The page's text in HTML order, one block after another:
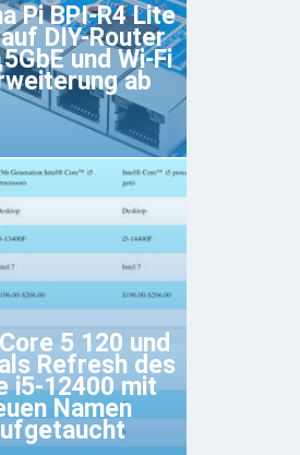
Pi BPI-R4 Lite
DIY-Router
und Wi-Fi
ab
5 120 und
Refresh des
i5-12400 mit
Namen